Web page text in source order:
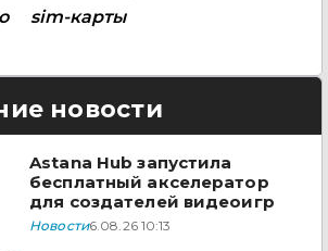
sim-карты
новости
Astana Hub запустила
бесплатный акселератор
для создателей видеоигр
Новости6.08.26 10:13